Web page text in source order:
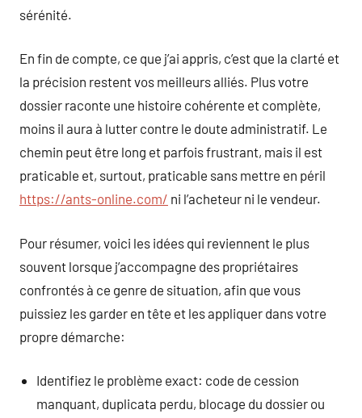
sérénité.
En fin de compte, ce que j’ai appris, c’est que la clarté et
la précision restent vos meilleurs alliés. Plus votre
dossier raconte une histoire cohérente et complète,
moins il aura à lutter contre le doute administratif. Le
chemin peut être long et parfois frustrant, mais il est
praticable et, surtout, praticable sans mettre en péril
https://ants-online.com/ ni l’acheteur ni le vendeur.
Pour résumer, voici les idées qui reviennent le plus
souvent lorsque j’accompagne des propriétaires
confrontés à ce genre de situation, afin que vous
puissiez les garder en tête et les appliquer dans votre
propre démarche:
Identifiez le problème exact: code de cession
manquant, duplicata perdu, blocage du dossier ou